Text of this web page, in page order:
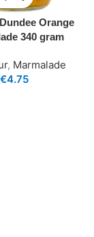
Orange
340 gram
, Marmalade
€4.75